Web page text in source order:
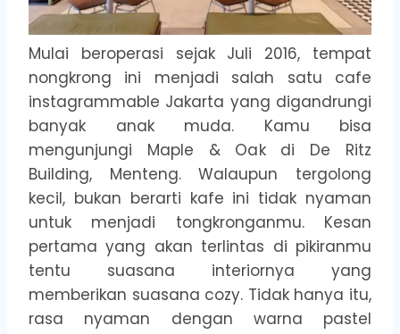
Mulai beroperasi sejak Juli 2016, tempat
nongkrong ini menjadi salah satu cafe
instagrammable Jakarta yang digandrungi
banyak anak muda. Kamu bisa
mengunjungi Maple & Oak di De Ritz
Building, Menteng. Walaupun tergolong
kecil, bukan berarti kafe ini tidak nyaman
untuk menjadi tongkronganmu. Kesan
pertama yang akan terlintas di pikiranmu
tentu suasana interiornya yang
memberikan suasana cozy. Tidak hanya itu,
rasa nyaman dengan warna pastel